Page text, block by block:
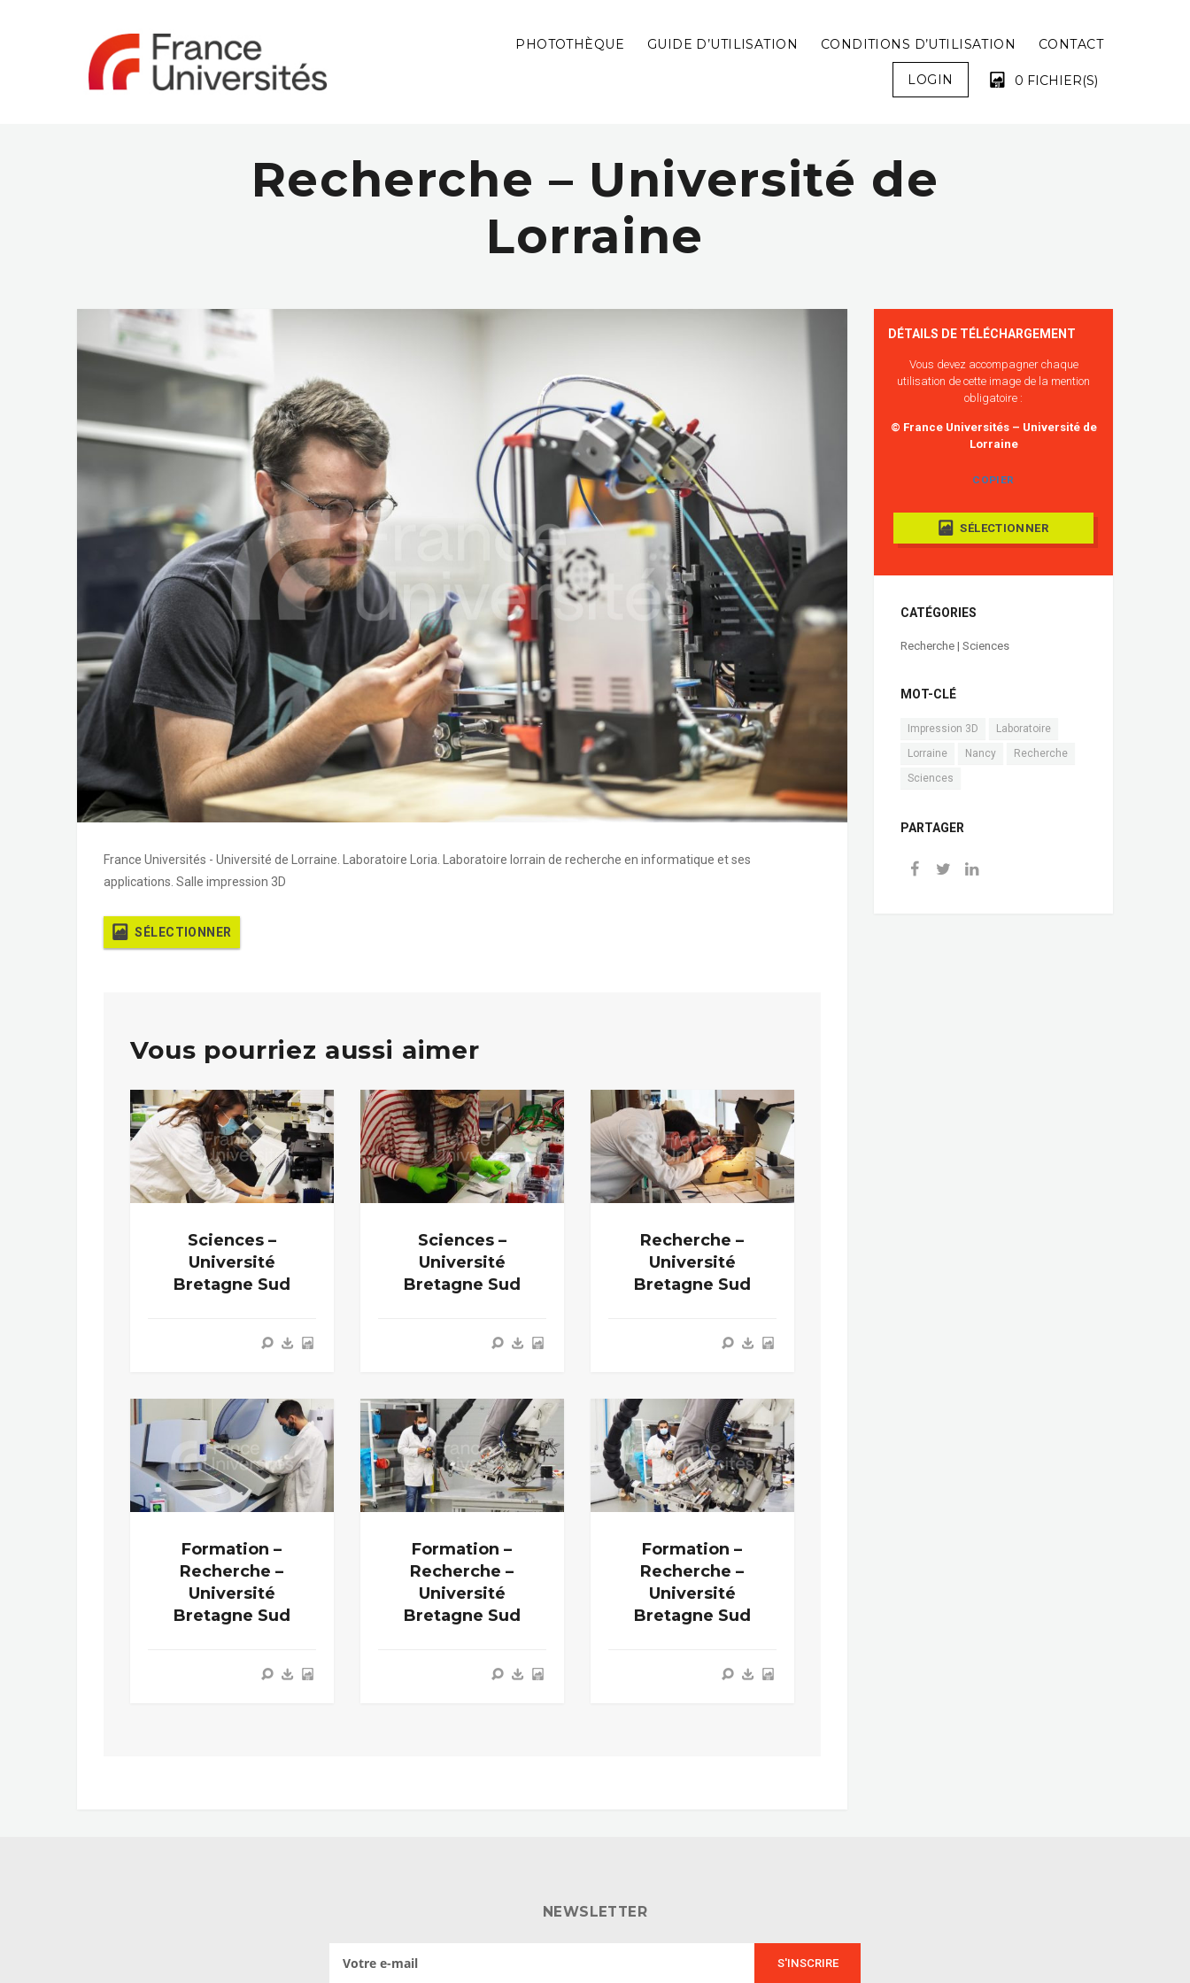
PHOTOTHÈQUE GUIDE D’UTILISATION CONDITIONS D’UTILISATION CONTACT
LOGIN 0 FICHIER(S)
VOTRE PANIER EST VIDE !
Recherche – Université de
Lorraine
France Universités - Université de Lorraine. Laboratoire Loria. Laboratoire lorrain de recherche en informatique et ses
applications. Salle impression 3D
SÉLECTIONNER
Vous pourriez aussi aimer
Sciences –
Université
Bretagne Sud
Sciences –
Université
Bretagne Sud
Recherche –
Université
Bretagne Sud
Formation –
Recherche –
Université
Bretagne Sud
Formation –
Recherche –
Université
Bretagne Sud
Formation –
Recherche –
Université
Bretagne Sud
DÉTAILS DE TÉLÉCHARGEMENT
Vous devez accompagner chaque
utilisation de cette image de la mention
obligatoire :
© France Universités – Université de
Lorraine
COPIER
SÉLECTIONNER
CATÉGORIES
Recherche | Sciences
MOT-CLÉ
Impression 3D
Laboratoire
Lorraine
Nancy
Recherche
Sciences
PARTAGER
NEWSLETTER